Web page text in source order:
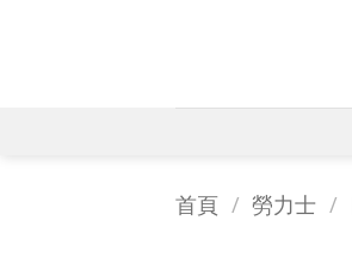
首頁 / 勞力士 /